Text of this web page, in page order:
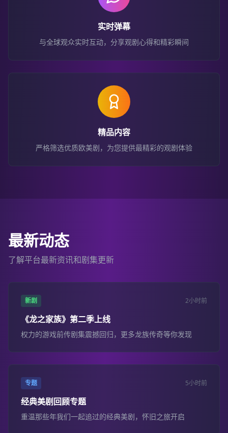
实时弹幕
与全球观众实时互动，分享观剧心得和精彩瞬间
精品内容
严格筛选优质欧美剧，为您提供最精彩的观剧体验
最新动态
了解平台最新资讯和剧集更新
新剧 2小时前
《龙之家族》第二季上线
权力的游戏前传剧集震撼回归，更多龙族传奇等你发现
专题 5小时前
经典美剧回顾专题
重温那些年我们一起追过的经典美剧，怀旧之旅开启